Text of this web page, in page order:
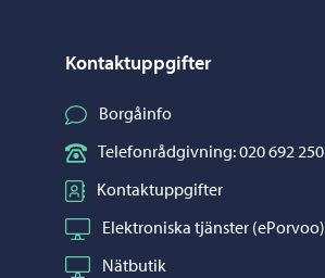
Kontaktuppgifter
Borgåinfo
Telefonrådgivning: 020 692 250
Kontaktuppgifter
Elektroniska tjänster (ePorvoo)
Nätbutik